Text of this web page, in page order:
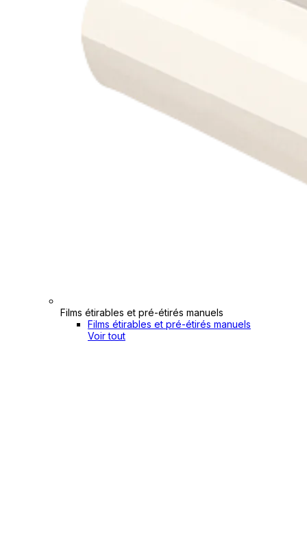
Films étirables et pré-étirés manuels
Films étirables et pré-étirés manuels
Voir tout